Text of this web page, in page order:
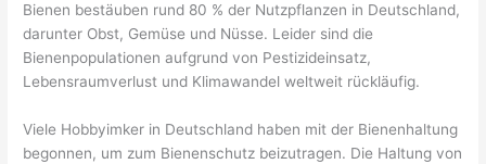
Bienen bestäuben rund 80 % der Nutzpflanzen in Deutschland,
darunter Obst, Gemüse und Nüsse. Leider sind die
Bienenpopulationen aufgrund von Pestizideinsatz,
Lebensraumverlust und Klimawandel weltweit rückläufig.
Viele Hobbyimker in Deutschland haben mit der Bienenhaltung
begonnen, um zum Bienenschutz beizutragen. Die Haltung von